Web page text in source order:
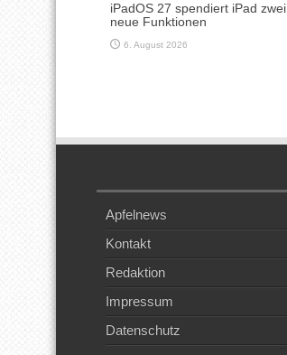
iPadOS 27 spendiert iPad zwei
neue Funktionen
6. August 2026
Apfelnews
Kontakt
Redaktion
Impressum
Datenschutz